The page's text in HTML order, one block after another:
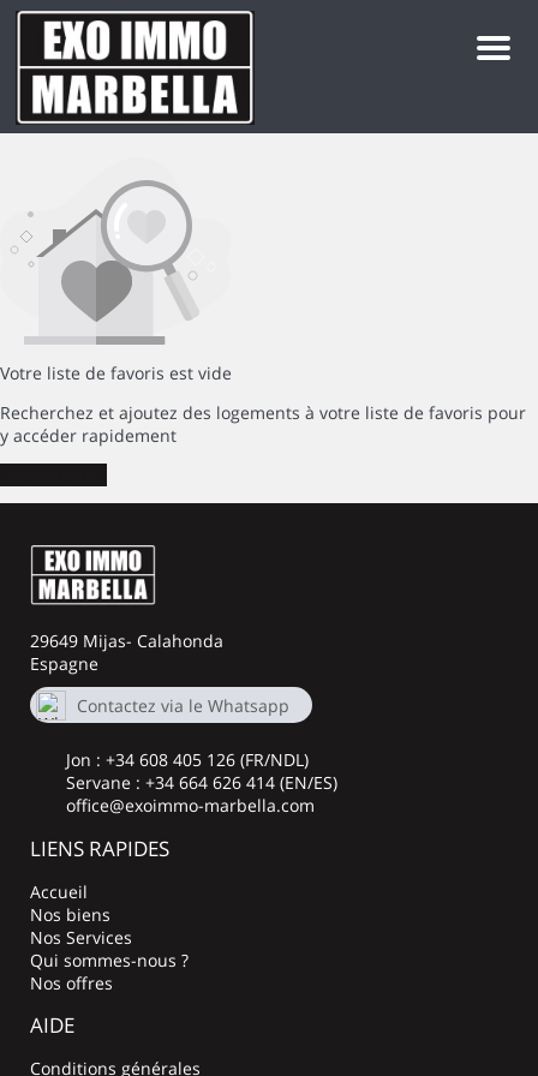
Menu
Votre liste de favoris est vide
Recherchez et ajoutez des logements à votre liste de favoris pour
y accéder rapidement
29649 Mijas- Calahonda
Espagne
Contactez via le Whatsapp
Jon : +34 608 405 126 (FR/NDL)
Servane : +34 664 626 414 (EN/ES)
office@exoimmo-marbella.com
LIENS RAPIDES
Accueil
Nos biens
Nos Services
Qui sommes-nous ?
Nos offres
AIDE
Conditions générales